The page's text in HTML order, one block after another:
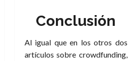
Conclusión
Al igual que en los otros dos
artículos sobre crowdfunding,